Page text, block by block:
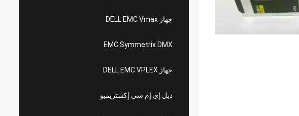
جهاز DELL EMC Vmax
EMC Symmetrix DMX
جهاز DELL EMC VPLEX
ديل إي إم سي إكستريميو